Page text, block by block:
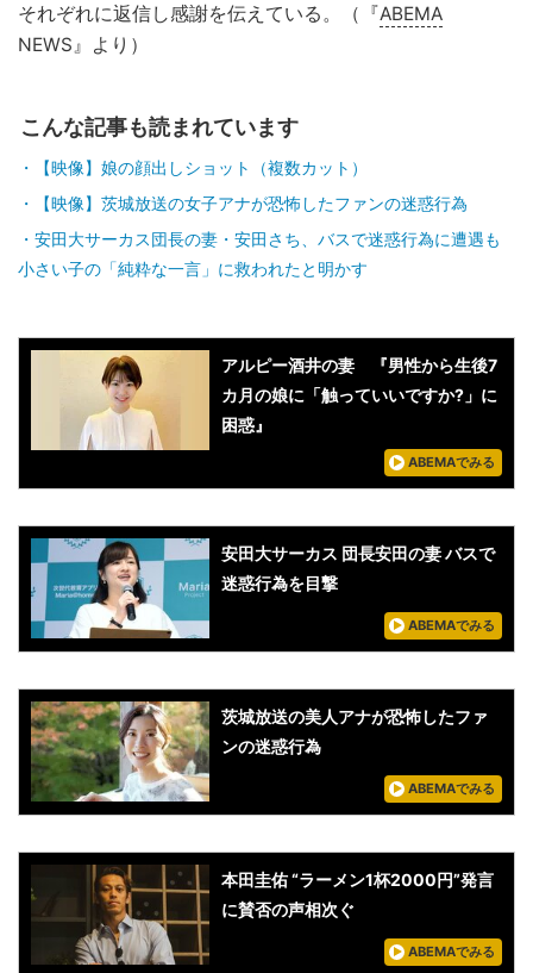
それぞれに返信し感謝を伝えている。（『ABEMA
NEWS』より）
こんな記事も読まれています
【映像】娘の顔出しショット（複数カット）
【映像】茨城放送の女子アナが恐怖したファンの迷惑行為
安田大サーカス団長の妻・安田さち、バスで迷惑行為に遭遇も
小さい子の「純粋な一言」に救われたと明かす
アルピー酒井の妻 『男性から生後7
カ月の娘に「触っていいですか?」に
困惑』
ABEMAでみる
安田大サーカス 団長安田の妻 バスで
迷惑行為を目撃
ABEMAでみる
茨城放送の美人アナが恐怖したファ
ンの迷惑行為
ABEMAでみる
本田圭佑 “ラーメン1杯2000円”発言
に賛否の声相次ぐ
ABEMAでみる